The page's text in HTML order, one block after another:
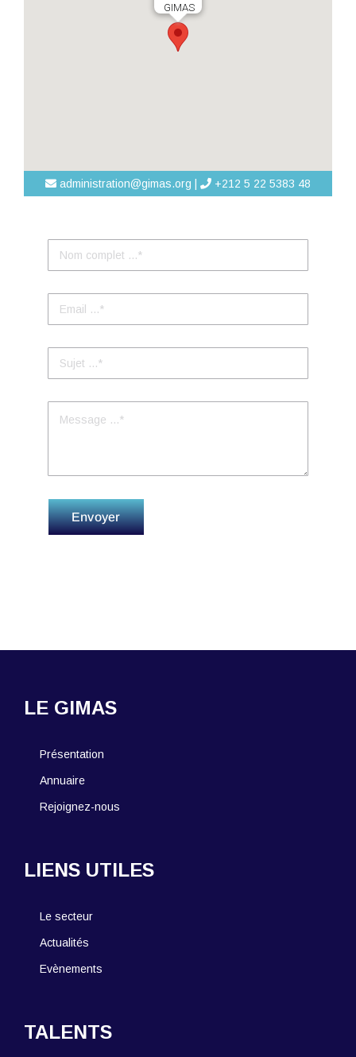
GIMAS
administration@gimas.org | +212 5 22 5383 48
Envoyer
LE GIMAS
Présentation
Annuaire
Rejoignez-nous
LIENS UTILES
Le secteur
Actualités
Evènements
TALENTS